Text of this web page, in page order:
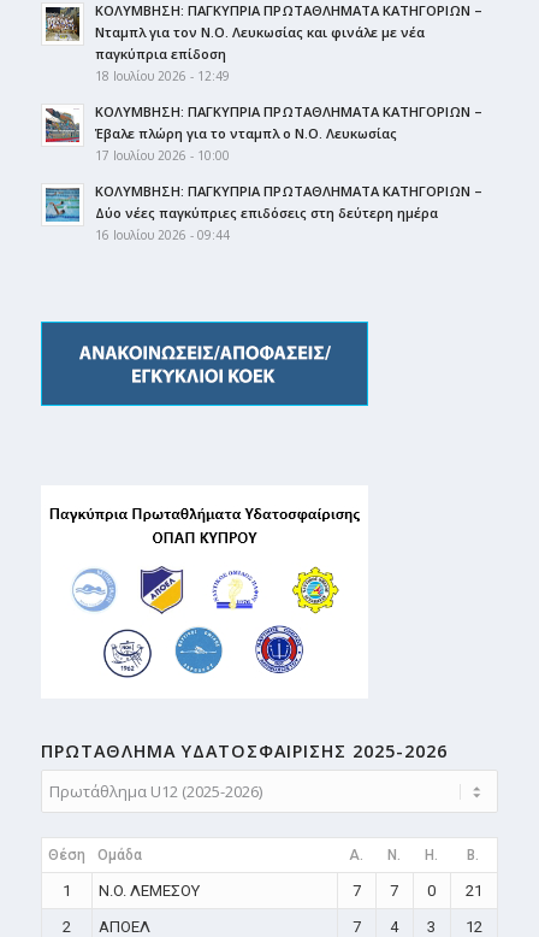
ΚΟΛΥΜΒΗΣΗ: ΠΑΓΚΥΠΡΙΑ ΠΡΩΤΑΘΛΗΜΑΤΑ ΚΑΤΗΓΟΡΙΩΝ –
Νταμπλ για τον Ν.Ο. Λευκωσίας και φινάλε με νέα
παγκύπρια επίδοση
18 Ιουλίου 2026 - 12:49
ΚΟΛΥΜΒΗΣΗ: ΠΑΓΚΥΠΡΙΑ ΠΡΩΤΑΘΛΗΜΑΤΑ ΚΑΤΗΓΟΡΙΩΝ –
Έβαλε πλώρη για το νταμπλ ο Ν.Ο. Λευκωσίας
17 Ιουλίου 2026 - 10:00
ΚΟΛΥΜΒΗΣΗ: ΠΑΓΚΥΠΡΙΑ ΠΡΩΤΑΘΛΗΜΑΤΑ ΚΑΤΗΓΟΡΙΩΝ –
Δύο νέες παγκύπριες επιδόσεις στη δεύτερη ημέρα
16 Ιουλίου 2026 - 09:44
ΠΡΩΤΑΘΛΗMA ΥΔΑΤΟΣΦΑΙΡΙΣΗΣ 2025-2026
Θέση Ομάδα A. N. H. B.
1 N.O. ΛΕΜΕΣΟΥ 7 7 0
21
2
ΑΠΟΕΛ 7 4 3
12